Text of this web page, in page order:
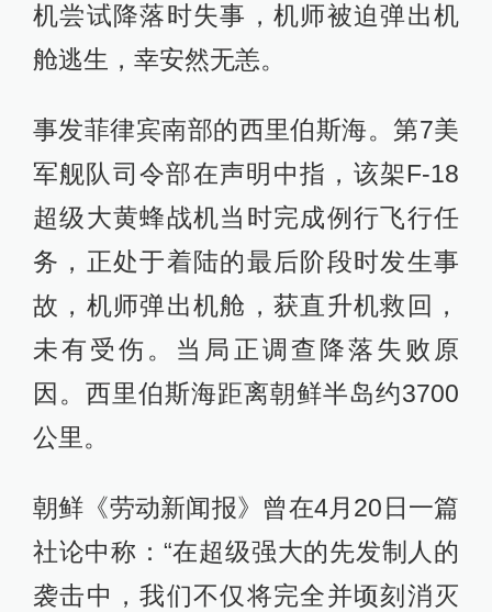
机尝试降落时失事，机师被迫弹出机
舱逃生，幸安然无恙。
事发菲律宾南部的西里伯斯海。第7美
军舰队司令部在声明中指，该架F-18
超级大黄蜂战机当时完成例行飞行任
务，正处于着陆的最后阶段时发生事
故，机师弹出机舱，获直升机救回，
未有受伤。当局正调查降落失败原
因。西里伯斯海距离朝鲜半岛约3700
公里。
朝鲜《劳动新闻报》曾在4月20日一篇
社论中称：“在超级强大的先发制人的
袭击中，我们不仅将完全并顷刻消灭